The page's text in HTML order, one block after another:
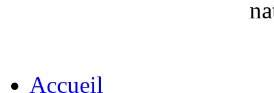
Accueil